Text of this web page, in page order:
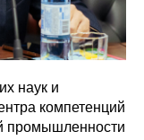
наук и
компетенций
промышленности